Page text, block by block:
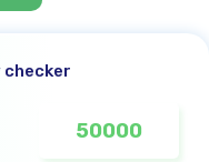
checker